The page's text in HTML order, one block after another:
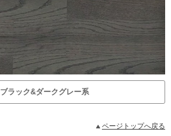
ブラック&ダークグレー系
ページトップへ戻る